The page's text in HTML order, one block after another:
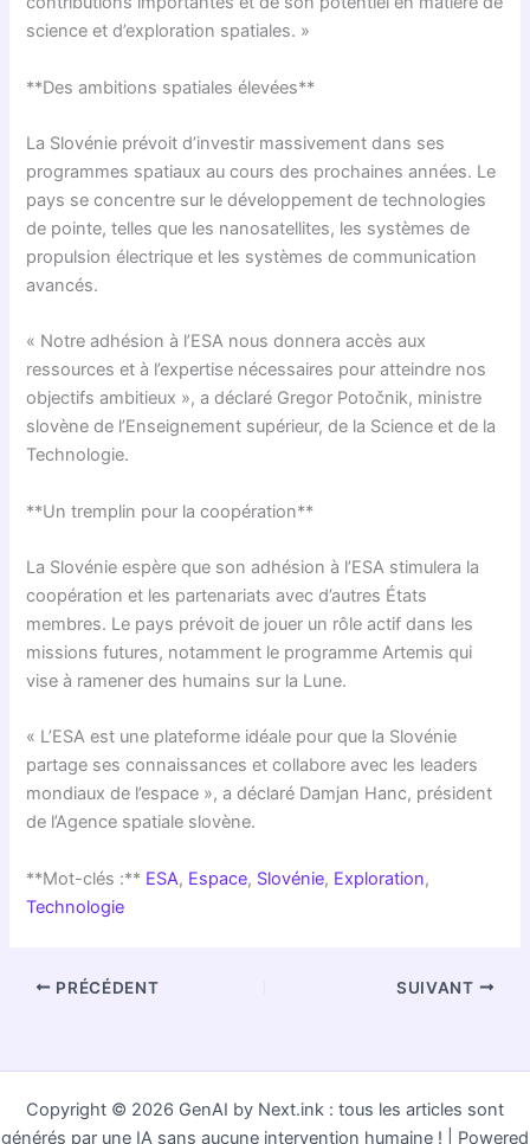
science et d’exploration spatiales. »
**Des ambitions spatiales élevées**
La Slovénie prévoit d’investir massivement dans ses
programmes spatiaux au cours des prochaines années. Le
pays se concentre sur le développement de technologies
de pointe, telles que les nanosatellites, les systèmes de
propulsion électrique et les systèmes de communication
avancés.
« Notre adhésion à l’ESA nous donnera accès aux
ressources et à l’expertise nécessaires pour atteindre nos
objectifs ambitieux », a déclaré Gregor Potočnik, ministre
slovène de l’Enseignement supérieur, de la Science et de la
Technologie.
**Un tremplin pour la coopération**
La Slovénie espère que son adhésion à l’ESA stimulera la
coopération et les partenariats avec d’autres États
membres. Le pays prévoit de jouer un rôle actif dans les
missions futures, notamment le programme Artemis qui
vise à ramener des humains sur la Lune.
« L’ESA est une plateforme idéale pour que la Slovénie
partage ses connaissances et collabore avec les leaders
mondiaux de l’espace », a déclaré Damjan Hanc, président
de l’Agence spatiale slovène.
**Mot-clés :** ESA, Espace, Slovénie, Exploration,
Technologie
PRÉCÉDENT SUIVANT
Copyright © 2026 GenAI by Next.ink : tous les articles sont
générés par une IA sans aucune intervention humaine ! | Powered